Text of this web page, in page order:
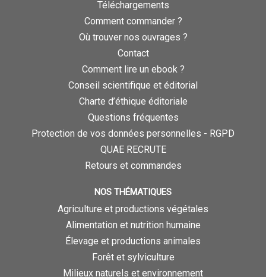
Téléchargements
Comment commander ?
Où trouver nos ouvrages ?
Contact
Comment lire un ebook ?
Conseil scientifique et éditorial
Charte d’éthique éditoriale
Questions fréquentes
Protection de vos données personnelles - RGPD
QUAE RECRUTE
Retours et commandes
NOS THÉMATIQUES
Agriculture et productions végétales
Alimentation et nutrition humaine
Élevage et productions animales
Forêt et sylviculture
Milieux naturels et environnement